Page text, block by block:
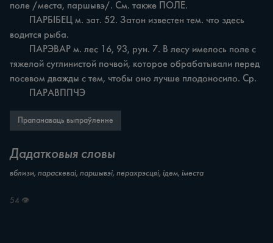
поле /места, паршывэ/. См. также ПОЛЕ.
водится рыба.
тяжелой суглинистой почвой, которое обрабатывали перед
посевом дважды с тем, чтобы оно лучше плодоносило. Ср.
	ПАРАВППЧЭ
Прапанаваць выпраўленне
Дадатковыя словы
вблизи, параскеваі, паршывэі, перахрэсцяі, ідем, іместа
54 👁